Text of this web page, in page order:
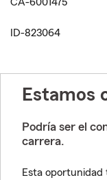
ID-823064
Estamos
Podría ser el
carrera.
Esta oportunidad